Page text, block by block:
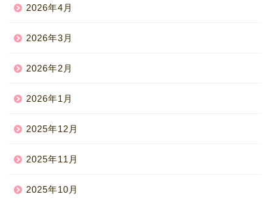
2026年4月
2026年3月
2026年2月
2026年1月
2025年12月
2025年11月
2025年10月